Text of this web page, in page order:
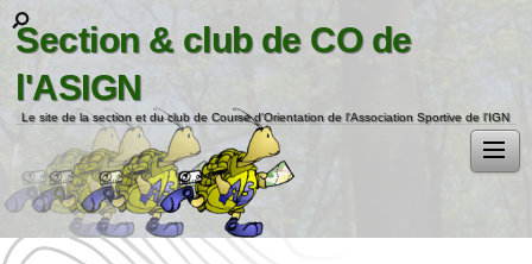
Section & club de CO de
l'ASIGN
Le site de la section et du club de Course d'Orientation de l'Association Sportive de l'IGN